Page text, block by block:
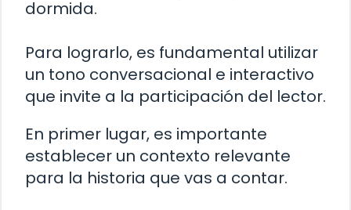
dormida.
Para lograrlo, es fundamental utilizar
un tono conversacional e interactivo
que invite a la participación del lector.
En primer lugar, es importante
establecer un contexto relevante
para la historia que vas a contar.